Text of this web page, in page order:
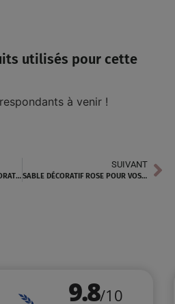
utilisés pour cette
à venir !
OÙ ACHETER DES GALETS DÉCORATIFS PRÈS DE ALLAUCH
SUIVANT
SABLE DÉCORATIF ROSE POUR VOS AMÉNAGEMENTS